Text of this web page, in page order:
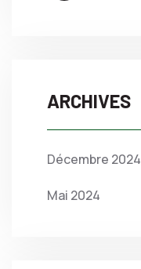
ARCHIVES
Décembre 2024
Mai 2024